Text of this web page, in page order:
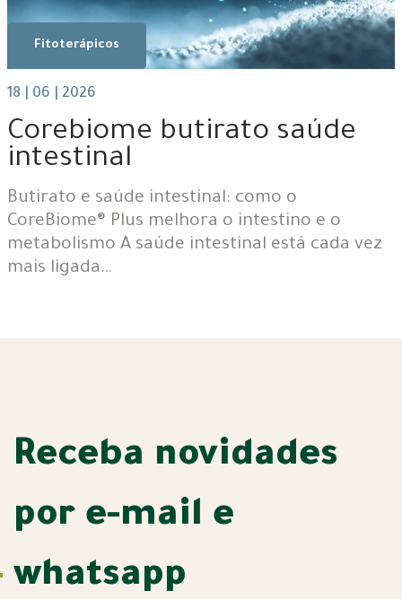
Fitoterápicos
18 | 06 | 2026
Corebiome butirato saúde
intestinal
Butirato e saúde intestinal: como o
CoreBiome® Plus melhora o intestino e o
metabolismo A saúde intestinal está cada vez
mais ligada…
Receba novidades
por e-mail e
whatsapp